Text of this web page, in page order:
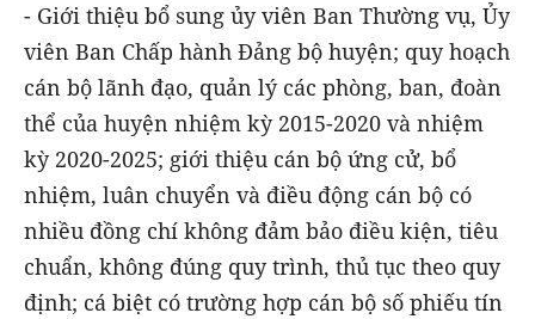
- Giới thiệu bổ sung ủy viên Ban Thường vụ, Ủy
viên Ban Chấp hành Đảng bộ huyện; quy hoạch
cán bộ lãnh đạo, quản lý các phòng, ban, đoàn
thể của huyện nhiệm kỳ 2015-2020 và nhiệm
kỳ 2020-2025; giới thiệu cán bộ ứng cử, bổ
nhiệm, luân chuyển và điều động cán bộ có
nhiều đồng chí không đảm bảo điều kiện, tiêu
chuẩn, không đúng quy trình, thủ tục theo quy
định; cá biệt có trường hợp cán bộ số phiếu tín